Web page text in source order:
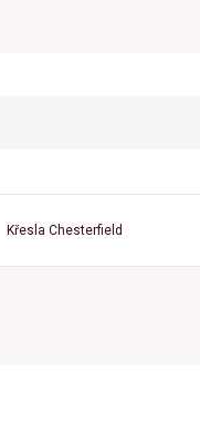
Křesla Chesterfield